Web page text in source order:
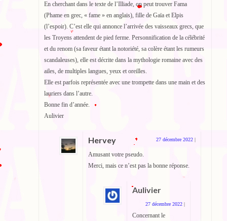
En cherchant dans le texte de l’Illiade, on peut trouver Fama
(Phame en grec, « fame » en anglais), fille de Gaïa et Elpis
(l’espoir). C’est elle qui annonce l’arrivée des vaisseaux grecs, que
les Troyens attendent de pied ferme. Personnification de la célébrité
et du renom (sa faveur étant la notoriété, sa colère étant les rumeurs
scandaleuses), elle est décrite dans la mythologie romaine avec des
ailes, de multiples langues, yeux et oreilles.
Elle est parfois représentée avec une trompette dans une main et des
lauriers dans l’autre.
Bonne fin d’année.
Aulivier
Hervey 27 décembre 2022 |
Amusant votre pseudo.
Merci, mais ce n’est pas la bonne réponse.
Aulivier
27 décembre 2022 |
Concernant le